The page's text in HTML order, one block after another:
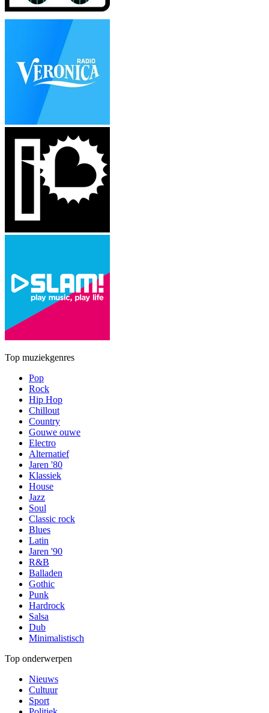
Top muziekgenres
Pop
Rock
Hip Hop
Chillout
Country
Gouwe ouwe
Electro
Alternatief
Jaren '80
Klassiek
House
Jazz
Soul
Classic rock
Blues
Latin
Jaren '90
R&B
Balladen
Gothic
Punk
Hardrock
Salsa
Dub
Minimalistisch
Top onderwerpen
Nieuws
Cultuur
Sport